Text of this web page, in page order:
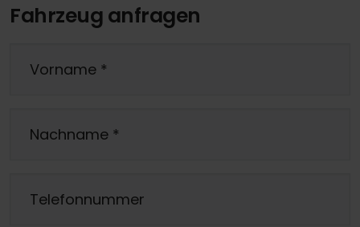
Fahrzeug anfragen
Vorname *
Nachname *
Telefonnummer